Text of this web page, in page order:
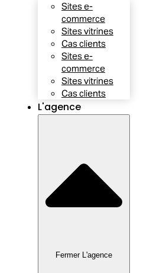
Sites e-
commerce
Sites vitrines
Cas clients
Sites e-
commerce
Sites vitrines
Cas clients
L'agence
Fermer L'agence